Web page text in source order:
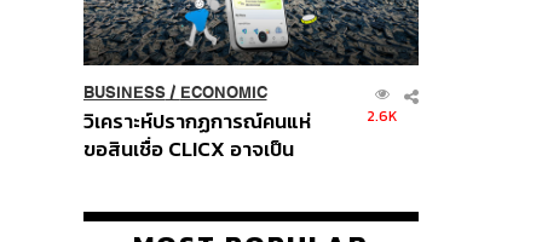
BUSINESS/ ECONOMIC
วิเคราะห์ปรากฏการณ์คนแห่
ขอสินเชื่อ CLICX อาจเป็น
ปัญหาหนี้ครัวเรือนไทยที่ถูกซุก
2.6K